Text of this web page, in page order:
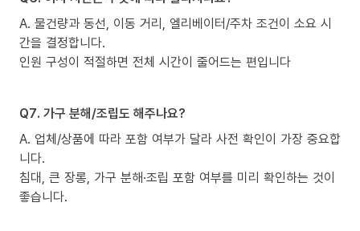
A. 물건량과 동선, 이동 거리, 엘리베이터/주차 조건이 소요 시
간을 결정합니다.
인원 구성이 적절하면 전체 시간이 줄어드는 편입니다
Q7. 가구 분해/조립도 해주나요?
A. 업체/상품에 따라 포함 여부가 달라 사전 확인이 가장 중요합
니다.
침대, 큰 장롱, 가구 분해·조립 포함 여부를 미리 확인하는 것이
좋습니다.